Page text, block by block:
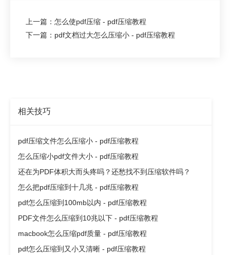
上一篇：怎么使pdf压缩 - pdf压缩教程
下一篇：pdf文档过大怎么压缩小 - pdf压缩教程
相关技巧
pdf压缩文件怎么压缩小 - pdf压缩教程
怎么压缩小pdf文件大小 - pdf压缩教程
还在为PDF体积大而头疼吗？还愁找不到压缩软件吗？
怎么把pdf压缩到十几兆 - pdf压缩教程
pdf怎么压缩到100mb以内 - pdf压缩教程
PDF文件怎么压缩到10兆以下 - pdf压缩教程
macbook怎么压缩pdf质量 - pdf压缩教程
pdf怎么压缩到又小又清晰 - pdf压缩教程